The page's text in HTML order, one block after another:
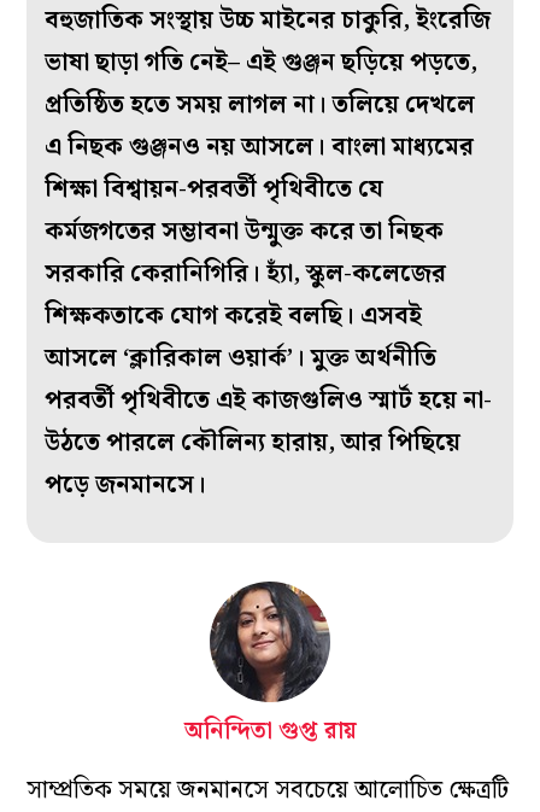
বহুজাতিক সংস্থায় উচ্চ মাইনের চাকুরি, ইংরেজি
ভাষা ছাড়া গতি নেই– এই গুঞ্জন ছড়িয়ে পড়তে,
প্রতিষ্ঠিত হতে সময় লাগল না। তলিয়ে দেখলে
এ নিছক গুঞ্জনও নয় আসলে। বাংলা মাধ্যমের
শিক্ষা বিশ্বায়ন-পরবর্তী পৃথিবীতে যে
কর্মজগতের সম্ভাবনা উন্মুক্ত করে তা নিছক
সরকারি কেরানিগিরি। হ্যাঁ, স্কুল-কলেজের
শিক্ষকতাকে যোগ করেই বলছি। এসবই
আসলে ‘ক্লারিকাল ওয়ার্ক’। মুক্ত অর্থনীতি
পরবর্তী পৃথিবীতে এই কাজগুলিও স্মার্ট হয়ে না-
উঠতে পারলে কৌলিন্য হারায়, আর পিছিয়ে
পড়ে জনমানসে।
অনিন্দিতা গুপ্ত রায়
সাম্প্রতিক সময়ে জনমানসে সবচেয়ে আলোচিত ক্ষেত্রটি